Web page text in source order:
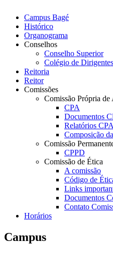
Campus Bagé
Histórico
Organograma
Conselhos
Conselho Superior
Colégio de Dirigentes
Reitoria
Reitor
Comissões
Comissão Própria de
CPA
Documentos
Relatórios CPA
Composição
Comissão
CPPD
Comissão de Ética
A comissão
Código de
Links
Documentos
Contato
Horários
Campus